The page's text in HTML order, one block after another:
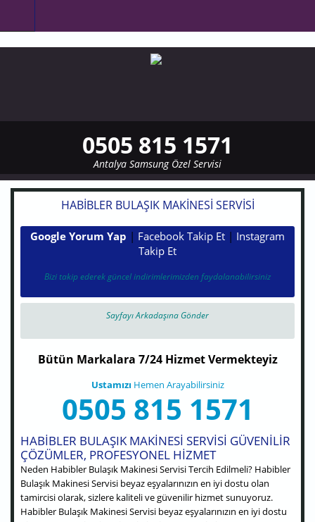
0505 815 1571
Antalya Samsung Özel Servisi
HABIBLER BULAŞIK MAKINESI SERVISI
Google Yorum Yap | Facebook Takip Et | Instagram
Takip Et
Bizi takip ederek güncel indirimlerimizden faydalanabilirsiniz
Sayfayı Arkadaşına Gönder
Bütün Markalara 7/24 Hizmet Vermekteyiz
Ustamızı Hemen Arayabilirsiniz
0505 815 1571
HABIBLER BULAŞIK MAKINESI SERVISI GÜVENILIR
ÇÖZÜMLER, PROFESYONEL HIZMET
Neden Habibler Bulaşık Makinesi Servisi Tercih Edilmeli? Habibler
Bulaşık Makinesi Servisi beyaz eşyalarınızın en iyi dostu olan
tamircisi olarak, sizlere kaliteli ve güvenilir hizmet sunuyoruz.
Habibler Bulaşık Makinesi Servisi beyaz eşyalarınızın en iyi dostu